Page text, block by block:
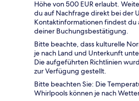
Höhe von 500 EUR erlaubt.
du auf Nachfrage direkt bei der
Kontaktinformationen findest du
deiner Buchungsbestätigung.
Bitte beachte, dass kulturelle
je nach Land und Unterkunft
Die aufgeführten Richtlinien
zur Verfügung gestellt.
Bitte beachten Sie: Die
Whirlpools können je nach